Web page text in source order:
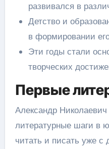
развивался в
Детство и
в формировании
Эти годы стали
творческих
Первые
Александр
литературные шаги в
читать и писать уже с